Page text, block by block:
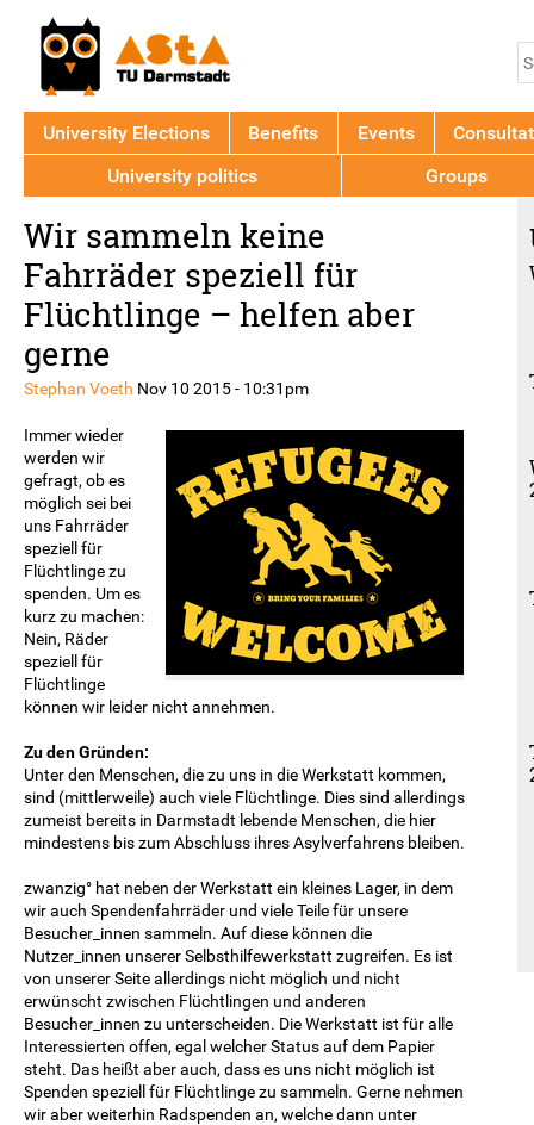
to
top
Wir sammeln keine
Fahrräder speziell für
Flüchtlinge – helfen aber
gerne
Stephan Voeth Nov 10 2015 - 10:31pm
Immer wieder
werden wir
gefragt, ob es
möglich sei bei
uns Fahrräder
speziell für
Flüchtlinge zu
spenden. Um es
kurz zu machen:
Nein, Räder
speziell für
Flüchtlinge
können wir leider nicht annehmen.
Zu den Gründen:
Unter den Menschen, die zu uns in die Werkstatt kommen,
sind (mittlerweile) auch viele Flüchtlinge. Dies sind allerdings
zumeist bereits in Darmstadt lebende Menschen, die hier
mindestens bis zum Abschluss ihres Asylverfahrens bleiben.
zwanzig° hat neben der Werkstatt ein kleines Lager, in dem
wir auch Spendenfahrräder und viele Teile für unsere
Besucher_innen sammeln. Auf diese können die
Nutzer_innen unserer Selbsthilfewerkstatt zugreifen. Es ist
von unserer Seite allerdings nicht möglich und nicht
erwünscht zwischen Flüchtlingen und anderen
Besucher_innen zu unterscheiden. Die Werkstatt ist für alle
Interessierten offen, egal welcher Status auf dem Papier
steht. Das heißt aber auch, dass es uns nicht möglich ist
Spenden speziell für Flüchtlinge zu sammeln. Gerne nehmen
wir aber weiterhin Radspenden an, welche dann unter
University Elections Benefits Events
University politics
Groups